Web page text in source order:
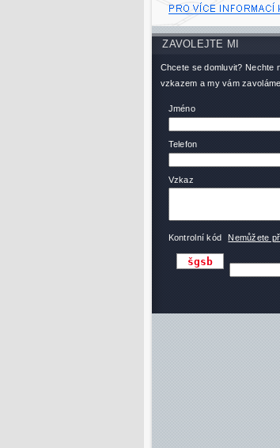
ZAVOLEJTE MI
Chcete se domluvit? Nechte
vzkazem a my vám
Jméno
Telefon
Vzkaz
Kontrolní kód Nemůžete